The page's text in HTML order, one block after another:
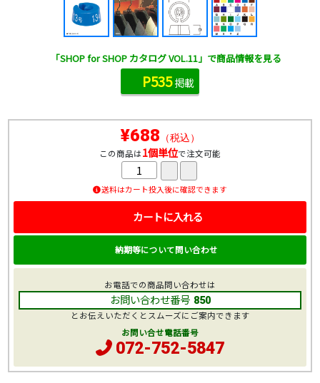
¥688 （税込）
この商品は1個単位で注文可能
送料はカート投入後に確認できます
カートに入れる
納期等について問い合わせ
お電話での商品問い合わせは
お問い合わせ番号 850
とお伝えいただくとスムーズにご案内できます
お問い合せ電話番号
072-752-5847
「SHOP for SHOP カタログ VOL.11」で商品情報を見る
P535掲載